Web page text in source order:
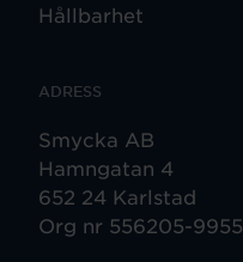
Hållbarhet
ADRESS
Smycka AB
Hamngatan 4
652 24 Karlstad
Org nr 556205-9955